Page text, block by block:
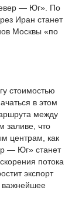
— Юг». По
Иран станет
Москвы «по
стоимостью
в этом
между
заливе, что
центрам, как
— Юг» станет
потока
экспорт
важнейшее